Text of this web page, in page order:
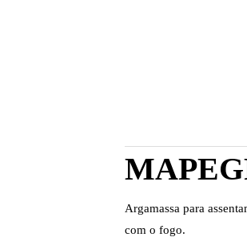
Argamassa para
com o fogo.